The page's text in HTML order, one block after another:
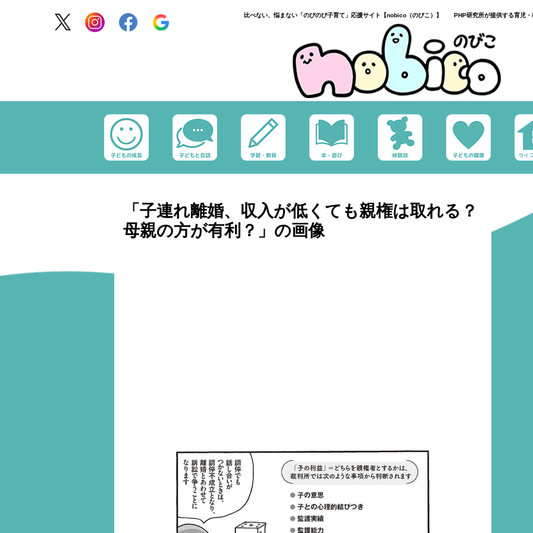
比べない、悩まない「のびのび子育て」応援サイト【nobico（のびこ）】 PHP研究所が提供する育児・
「子連れ離婚、収入が低くても親権は取れる？
母親の方が有利？」の画像